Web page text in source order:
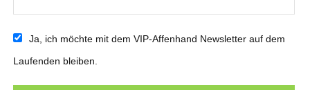
Ja, ich möchte mit dem VIP-Affenhand Newsletter auf dem
Laufenden bleiben.